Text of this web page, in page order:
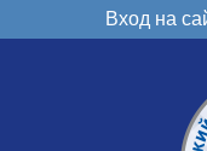
Вход на